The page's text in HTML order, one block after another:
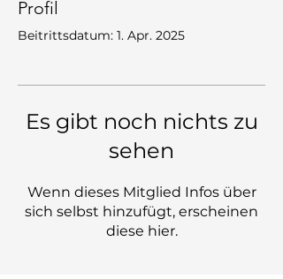
Profil
Beitrittsdatum: 1. Apr. 2025
Es gibt noch nichts zu
sehen
Wenn dieses Mitglied Infos über
sich selbst hinzufügt, erscheinen
diese hier.